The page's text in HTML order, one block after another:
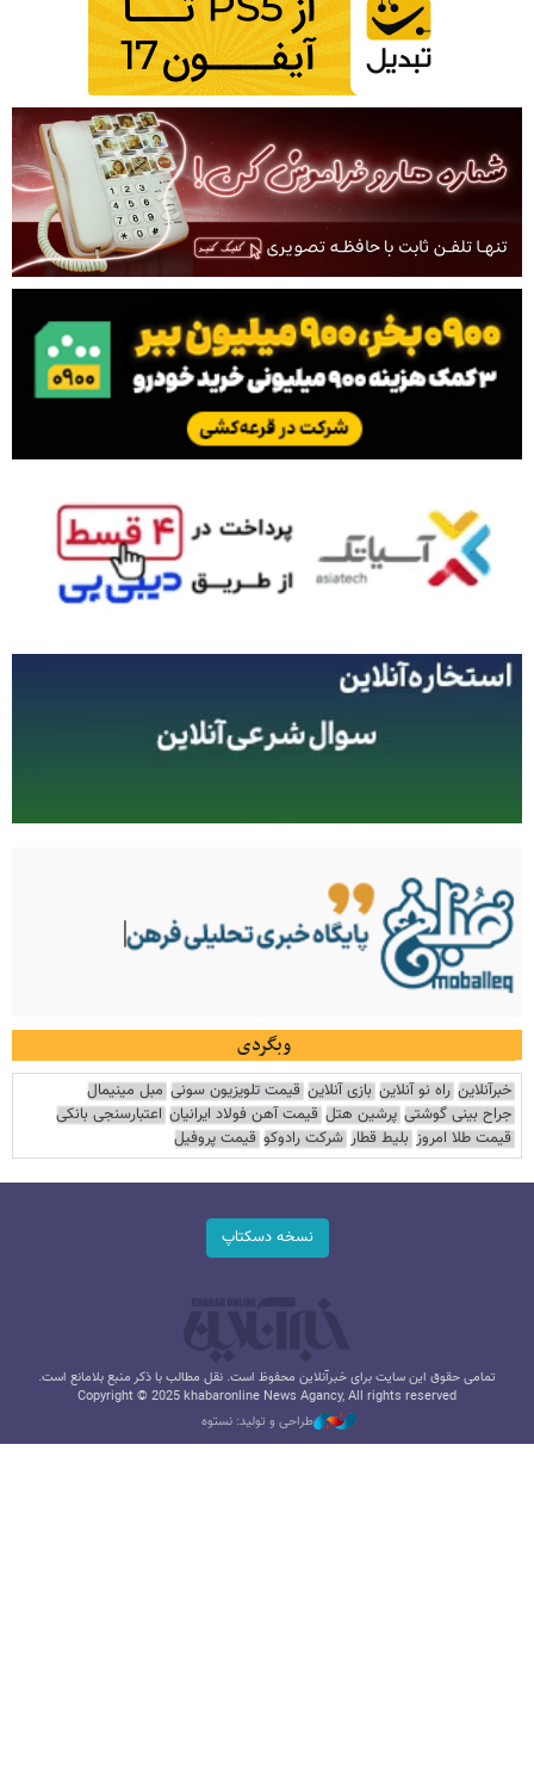
وبگردی
خبرآنلاین راه نو آنلاین بازی آنلاین قیمت تلویزیون سونی مبل مینیمال
جراح بینی گوشتی پرشین هتل قیمت آهن فولاد ایرانیان اعتبارسنجی بانکی
قیمت طلا امروز بلیط قطار شرکت رادوکو قیمت پروفیل
نسخه دسکتاپ
تمامی حقوق این سایت برای خبرآنلاین محفوظ است. نقل مطالب با ذکر منبع بلامانع است.
Copyright © 2025 khabaronline News Agancy, All rights reserved
طراحی و تولید: نستوه